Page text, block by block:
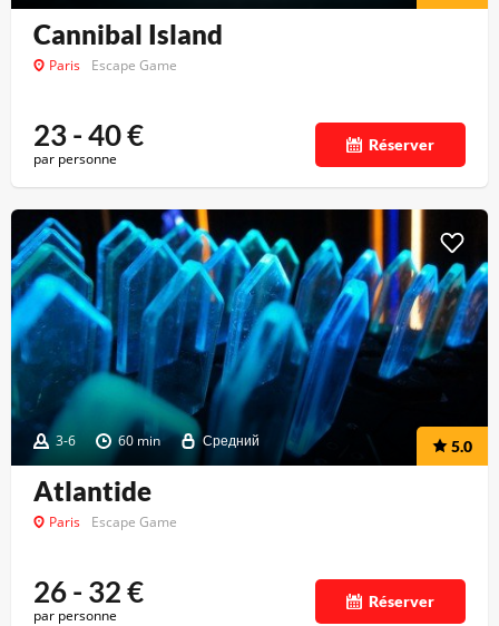
Cannibal Island
Paris Escape Game
23 - 40€
par personne
Réserver
3-6 60 min Средний 5.0
Atlantide
Paris Escape Game
26 - 32€
par personne
Réserver